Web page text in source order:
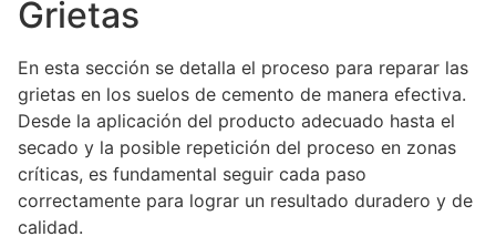
Grietas
En esta sección se detalla el proceso para reparar las
grietas en los suelos de cemento de manera efectiva.
Desde la aplicación del producto adecuado hasta el
secado y la posible repetición del proceso en zonas
críticas, es fundamental seguir cada paso
correctamente para lograr un resultado duradero y de
calidad.